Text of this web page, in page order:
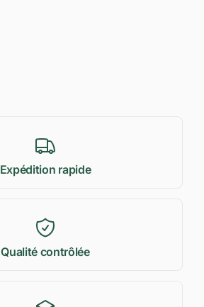
Expédition rapide
Qualité contrôlée